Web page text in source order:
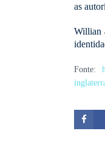
as
Willian
Fonte: